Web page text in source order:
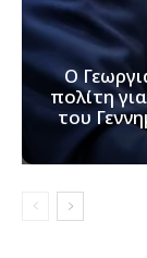
Ο
πολίτη
του